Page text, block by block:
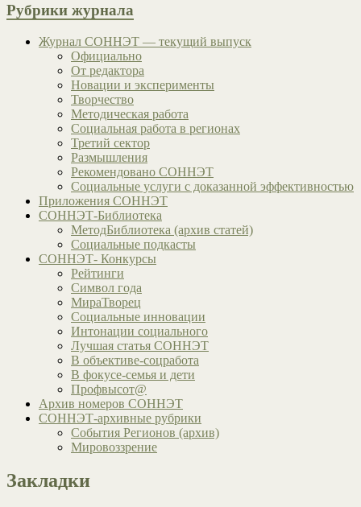
Рубрики журнала
Журнал СОННЭТ — текущий выпуск
Официально
От редактора
Новации и эксперименты
Творчество
Методическая работа
Социальная работа в регионах
Третий сектор
Размышления
Рекомендовано СОННЭТ
Социальные услуги с доказанной эффективностью
Приложения СОННЭТ
СОННЭТ-Библиотека
МетодБиблиотека (архив статей)
Социальные подкасты
СОННЭТ- Конкурсы
Рейтинги
Символ года
МираТворец
Социальные инновации
Интонации социального
Лучшая статья СОННЭТ
В объективе-соцработа
В фокусе-семья и дети
Профвысот@
Архив номеров СОННЭТ
СОННЭТ-архивные рубрики
События Регионов (архив)
Мировоззрение
Закладки